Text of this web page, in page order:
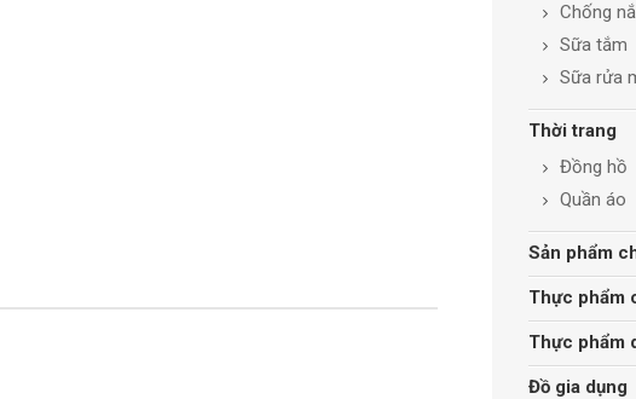
Chống
Sữa tắm
Sữa rửa
Thời trang
Đồng hồ
Quần áo
Sản phẩm
Thực phẩm
Thực phẩm
Đồ gia dụng